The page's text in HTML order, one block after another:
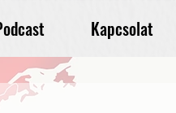
Kapcsolat